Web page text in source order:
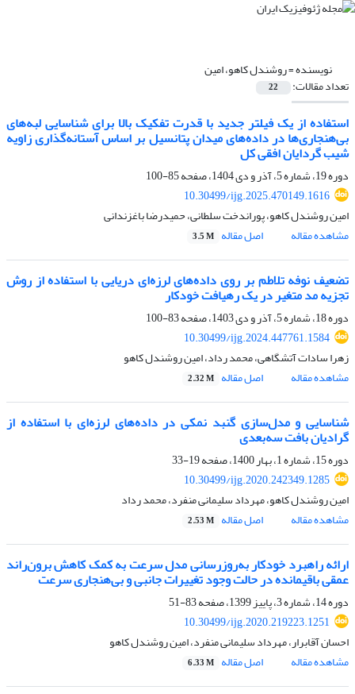
نویسنده =روشندل کاهو، امین
تعداد مقالات: 22
استفاده از یک فیلتر جدید با قدرت تفکیک بالا برای شناسایی لبه‌های
بی‌هنجاری‌ها در داد‌ه‌های میدان پتانسیل بر اساس آستانه‌گذاری زاویه
شیب گردایان افقی کل
دوره 19، شماره 5، آذر و دی 1404، صفحه
85-100
10.30499/ijg.2025.470149.1616
امین روشندل کاهو، پوراندخت سلطانی، حمیدرضا باغزندانی
مشاهده مقاله
اصل مقاله 3.5 M
تضعیف نوفه تلاطم بر روی داده‌های لرزه‌ای دریایی با استفاده از روش
تجزیه مد متغیر در یک رهیافت خودکار
دوره 18، شماره 5، آذر و دی 1403، صفحه
83-100
10.30499/ijg.2024.447761.1584
زهرا سادات آتشگاهی، محمد رداد، امین روشندل کاهو
مشاهده مقاله
اصل مقاله 2.32 M
شناسایی و مدل‌سازی گنبد نمکی در داده‌های لرزه‌ای با استفاده از
گرادیان بافت سه‌بعدی
دوره 15، شماره 1، بهار 1400، صفحه
19-33
10.30499/ijg.2020.242349.1285
امین روشندل کاهو، مهرداد سلیمانی منفرد، محمد رداد
مشاهده مقاله
اصل مقاله 2.53 M
ارائه راهبرد خودکار به‌روز‌رسانی مدل سرعت به کمک کاهش برون‌راند
عمقی باقیمانده در حالت وجود تغییرات جانبی و بی‌هنجاری سرعت
دوره 14، شماره 3، پاییز 1399، صفحه
83-51
10.30499/ijg.2020.219223.1251
احسان آقابرار، مهرداد سلیمانی منفرد، امین روشندل کاهو
مشاهده مقاله
اصل مقاله 6.33 M